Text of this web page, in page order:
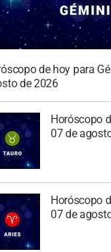
de hoy para
de 2026
Horóscopo
07 de
Horóscopo
07 de